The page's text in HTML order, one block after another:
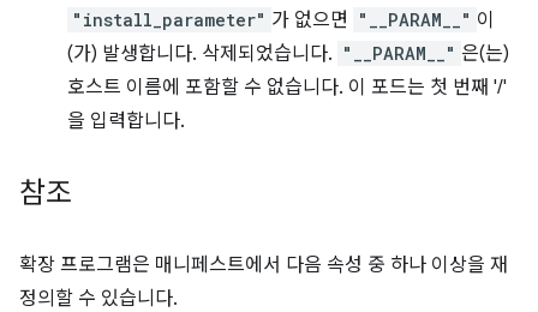
"install_parameter" 가 없으면 "__PARAM__" 이
(가) 발생합니다. 삭제되었습니다. "__PARAM__" 은(는)
호스트 이름에 포함할 수 없습니다. 이 포드는 첫 번째 '/'
을 입력합니다.
참조
확장 프로그램은 매니페스트에서 다음 속성 중 하나 이상을 재
정의할 수 있습니다.